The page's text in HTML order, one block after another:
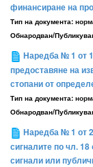
финансиране на
Тип на документа:
Обнародван/
Наредба № 1 от
предоставяне на
стопани от
Тип на документа:
Обнародван/
Наредба № 1 от
сигналите по чл.
сигнали или